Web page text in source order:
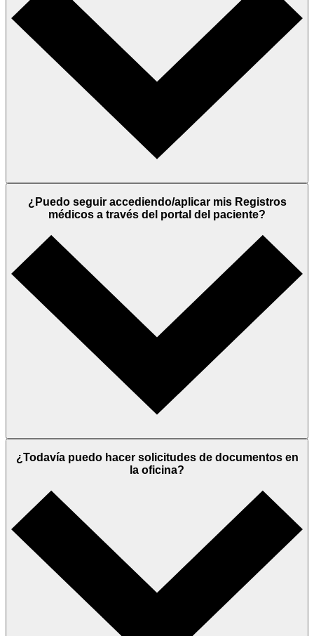
¿Puedo seguir accediendo/aplicar mis Registros
médicos a través del portal del paciente?
¿Todavía puedo hacer solicitudes de documentos en
la oficina?